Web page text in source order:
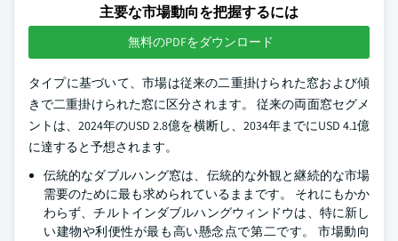
主要な市場動向を把握するには
無料のPDFをダウンロード
タイプに基づいて、市場は従来の二重掛けられた窓および傾
きで二重掛けられた窓に区分されます。 従来の両面窓セグメ
ントは、2024年のUSD 2.8億を横断し、2034年までにUSD 4.1億
に達すると予想されます。
伝統的なダブルハング窓は、伝統的な外観と継続的な市場
需要のために最も求められているままです。 それにもかか
わらず、チルトインダブルハングウィンドウは、特に新し
い建物や利便性が最も高い懸念点で第二です。 市場動向